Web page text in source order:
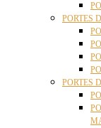
PORTES
PORTES